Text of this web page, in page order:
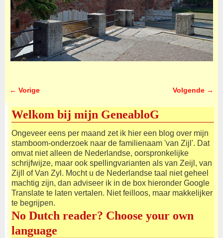
← Vorige Volgende →
Welkom bij mijn GeneabloG
Ongeveer eens per maand zet ik hier een blog over mijn
stamboom-onderzoek naar de familienaam 'van Zijl'. Dat
omvat niet alleen de Nederlandse, oorspronkelijke
schrijfwijze, maar ook spellingvarianten als van Zeijl, van
Zijll of Van Zyl. Mocht u de Nederlandse taal niet geheel
machtig zijn, dan adviseer ik in de box hieronder Google
Translate te laten vertalen. Niet feilloos, maar makkelijker
te begrijpen.
No Dutch reader? Choose your own
language